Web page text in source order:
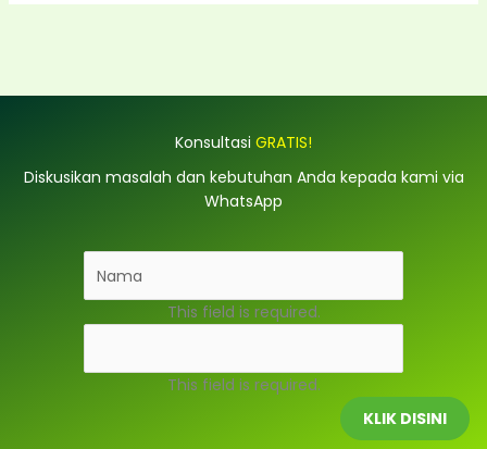
Konsultasi GRATIS!
Diskusikan masalah dan kebutuhan Anda kepada kami via
WhatsApp
This field is required.
This field is required.
KLIK DISINI